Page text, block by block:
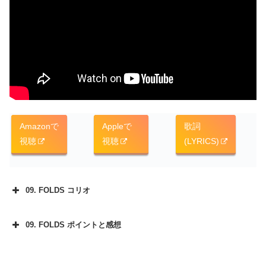
Amazonで
視聴
Appleで
視聴
歌詞
(LYRICS)
09. FOLDS コリオ
09. FOLDS ポイントと感想